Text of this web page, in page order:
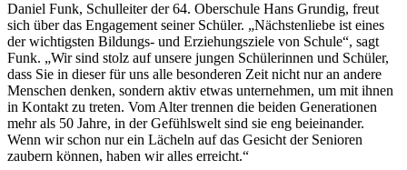
Daniel Funk, Schulleiter der 64. Oberschule Hans Grundig, freut
sich über das Engagement seiner Schüler. „Nächstenliebe ist eines
der wichtigsten Bildungs- und Erziehungsziele von Schule“, sagt
Funk. „Wir sind stolz auf unsere jungen Schülerinnen und Schüler,
dass Sie in dieser für uns alle besonderen Zeit nicht nur an andere
Menschen denken, sondern aktiv etwas unternehmen, um mit ihnen
in Kontakt zu treten. Vom Alter trennen die beiden Generationen
mehr als 50 Jahre, in der Gefühlswelt sind sie eng beieinander.
Wenn wir schon nur ein Lächeln auf das Gesicht der Senioren
zaubern können, haben wir alles erreicht.“